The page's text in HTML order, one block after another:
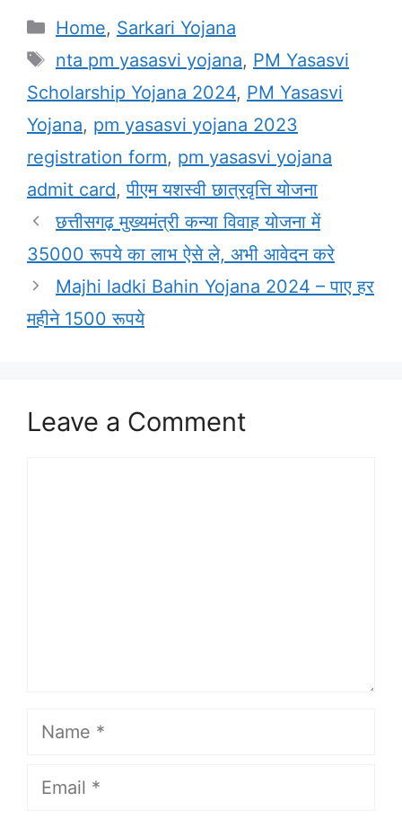
Categories
Home, Sarkari Yojana
Tags
nta pm yasasvi yojana, PM Yasasvi
Scholarship Yojana 2024, PM Yasasvi
Yojana, pm yasasvi yojana 2023
registration form, pm yasasvi yojana
admit card,पीएम यशस्वी छात्रवृत्ति योजना
छत्तीसगढ़ मुख्यमंत्री कन्या विवाह योजना में
35000 रूपये का लाभ ऐसे ले, अभी आवेदन करे
Majhi ladki Bahin Yojana 2024 – पाए हर
महीने 1500 रूपये
Leave a Comment
Name
Email